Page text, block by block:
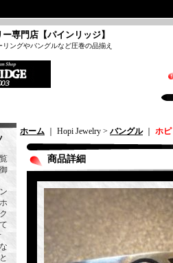
専門店【パインリッジ】
ングやバングルなど圧巻の品揃え
ホーム ｜ Hopi Jewelry > バングル｜ ホ
商品詳細